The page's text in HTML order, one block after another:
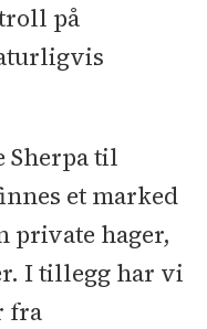
på
Sherpa til
et marked
private hager,
I tillegg har vi
fra